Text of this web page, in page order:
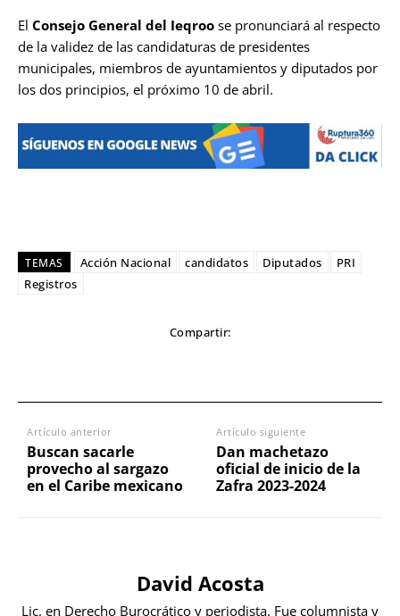
El Consejo General del Ieqroo se pronunciará al respecto
de la validez de las candidaturas de presidentes
municipales, miembros de ayuntamientos y diputados por
los dos principios, el próximo 10 de abril.
TEMAS Acción Nacional candidatos Diputados
PRI
Registros
Compartir:
Artículo anterior
Buscan sacarle
provecho al sargazo
en el Caribe mexicano
Artículo siguiente
Dan machetazo
oficial de inicio de la
Zafra 2023-2024
David Acosta
Lic. en Derecho Burocrático y periodista. Fue columnista y